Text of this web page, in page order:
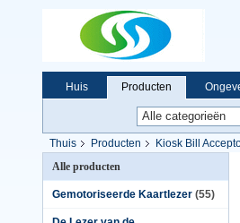
Huis Producten
Thuis Producten Kiosk Bill
Alle producten
Gemotoriseerde Kaartlezer (55)